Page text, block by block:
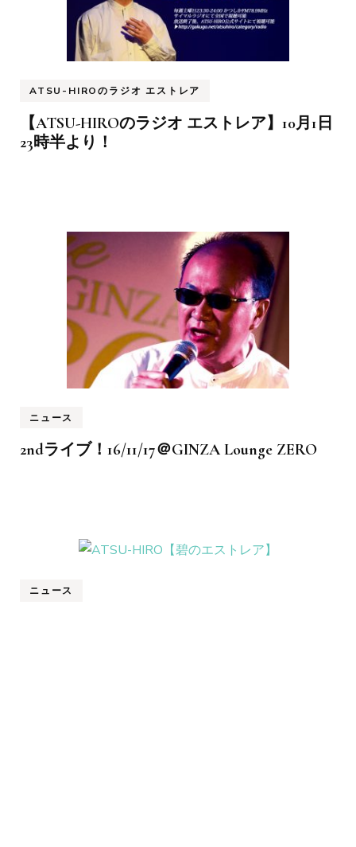
ATSU-HIROのラジオ エストレア
【ATSU-HIROのラジオ エストレア】10月1日
23時半より！
ニュース
2ndライブ！16/11/17＠GINZA Lounge ZERO
ニュース